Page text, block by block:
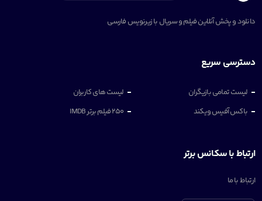
دانلود و پخش آنلاین فیلم و سریال با زیرنویس فارسی
دسترسی سریع
لیست تمامی بازیگران
لیست های کاربران
باکس آفیس ویکند
250 فیلم برتر IMDB
ارتباط با سکانس برتر
ارتباط با ما